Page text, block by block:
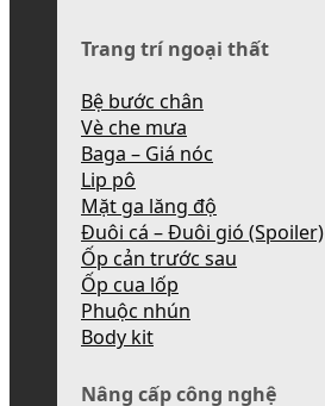
Trang trí ngoại thất
Bệ bước chân
Vè che mưa
Baga – Giá nóc
Lip pô
Mặt ga lăng độ
Đuôi cá – Đuôi gió (Spoiler)
Ốp cản trước sau
Ốp cua lốp
Phuộc nhún
Body kit
Nâng cấp công nghệ